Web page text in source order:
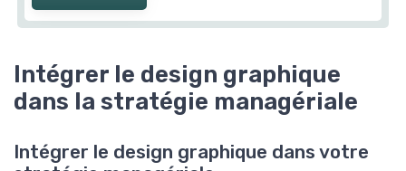
Intégrer le design graphique
dans la stratégie managériale
Intégrer le design graphique dans votre